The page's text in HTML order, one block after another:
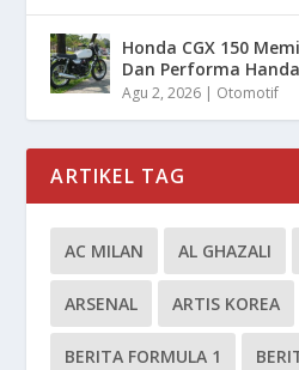
Honda CGX 150
Dan Performa
Agu 2, 2026 | Otomotif
ARTIKEL TAG
AC MILAN AL GHAZALI
ARSENAL ARTIS KOREA
BERITA FORMULA 1